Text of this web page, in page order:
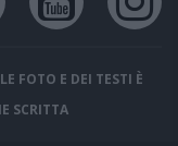
FOTO E DEI TESTI È
SCRITTA